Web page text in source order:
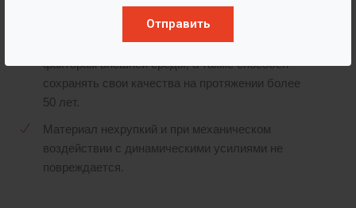
Отправить
полипропилена или полиэтилена. Выбор этого
материала обусловлен тем, что он устойчив к
коррозии, деформации, прочим негативным
факторам внешней среды, а также способен
сохранять свои качества на протяжении более
50 лет.
Материал нехрупкий и при механическом
воздействии с динамическими усилиями не
повреждается.